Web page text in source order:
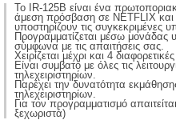
Το IR-125B είναι ένα
άμεση πρόσβαση σε NETFLIX
υποστηρίζουν τις συγκεκριμένες
Προγραμματίζεται μέσω
σύμφωνα με τις απαιτήσεις σας.
Χειρίζεται μέχρι και 4
Είναι συμβατό με όλες τις
τηλεχειριστηρίων.
Παρέχει την δυνατότητα
τηλεχειριστηρίων.
Για τον προγραμματισμό
ξεχωριστά)